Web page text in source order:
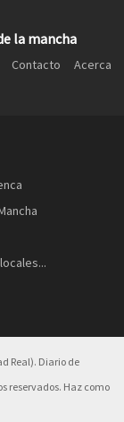
la mancha
Contacto
Acerca
Real). Diario de
reservados. Haz como